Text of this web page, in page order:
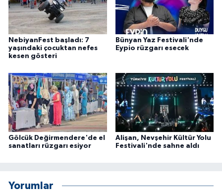
NebiyanFest başladı: 7
yaşındaki çocuktan nefes
kesen gösteri
Bünyan Yaz Festivali'nde
Eypio rüzgarı esecek
Gölcük Değirmendere'de el
sanatları rüzgarı esiyor
Alişan, Nevşehir Kültür Yolu
Festivali'nde sahne aldı
Yorumlar